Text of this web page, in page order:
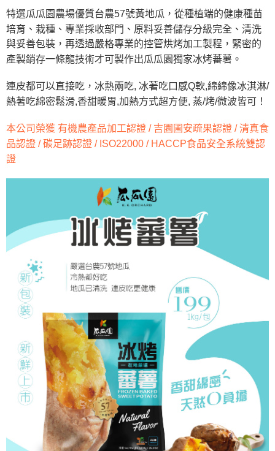
時審查核予不同之上限額度；若仍有額度不足之情形，本公司將視審查結果
請求用戶進行身份認證。
５．嚴禁一人註冊多個帳號或使用他人資訊註冊。若發現惡意使用之情形，
恩沛科技股份有限公司將有權停止該用戶之使用額度並採取法律行動。
特選瓜瓜園農場優質台農57號黃地瓜，從種植端的健康種苗
培育、栽種、專業採收部門、原料妥善儲存分級完全、清洗
與妥善包裝，再透過嚴格專業的控管烘烤加工製程，緊密的
產製銷存一條龍技術才可製作出瓜瓜園獨家冰烤蕃薯。
連皮都可以直接吃，冰熱兩吃, 冰著吃口感Q軟,綿綿像冰淇淋/
熱著吃綿密鬆滑,香甜暖胃,加熱方式超方便, 蒸/烤/微波皆可！
本公司榮獲 有機農產品加工認證 / 吉園圃安疏果認證 / 清真食
品認證 / 碳足跡認證 / ISO22000 / HACCP食品安全系統雙認
證